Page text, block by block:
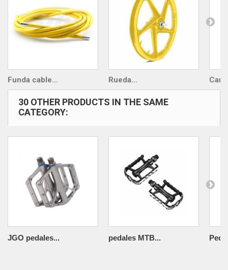
Funda cable... Rueda...
30 OTHER PRODUCTS IN THE SAME
CATEGORY:
JGO pedales... pedales MTB...